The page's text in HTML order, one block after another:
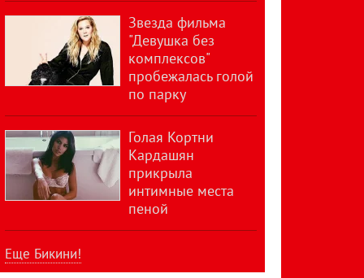
Звезда фильма
"Девушка без
комплексов"
пробежалась голой
по парку
Голая Кортни
Кардашян
прикрыла
интимные места
пеной
Еще Бикини!